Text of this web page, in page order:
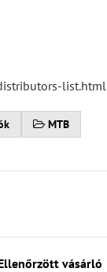
list.html
MTB
vásárló